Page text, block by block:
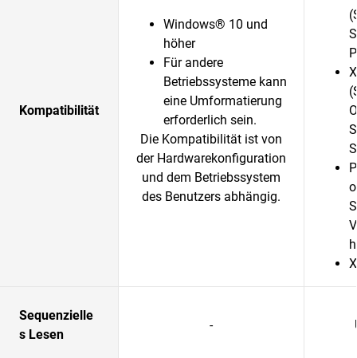
Kompatibilität
Windows® 10 und
höher
Für andere
Betriebssysteme kann
eine Umformatierung
erforderlich sein.
Die Kompatibilität ist von
der Hardwarekonfiguration
und dem Betriebssystem
des Benutzers abhängig.
Sequenzielle
s Lesen
-